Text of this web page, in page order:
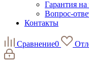
Гарантия на
Вопрос-
Контакты
Сравнение0